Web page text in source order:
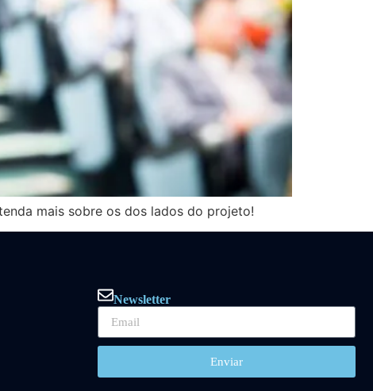
mais sobre os dos lados do projeto!
Newsletter
Enviar